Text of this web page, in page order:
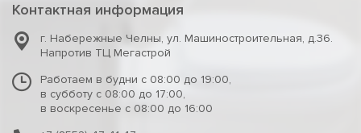
Контактная информация
г. Набережные Челны, ул. Машиностроительная, д.36.
Напротив ТЦ Мегастрой
Работаем в будни с 08:00 до 19:00,
в субботу с 08:00 до 17:00,
в воскресенье с 08:00 до 16:00